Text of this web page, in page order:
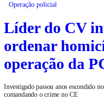
Operação policial
Líder do CV
ordenar
operação da
Investigado passou anos escondido
comandando o crime no CE